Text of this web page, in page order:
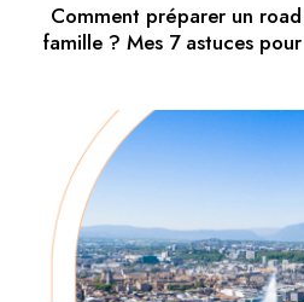
Comment préparer un
famille ? Mes 7 astuces